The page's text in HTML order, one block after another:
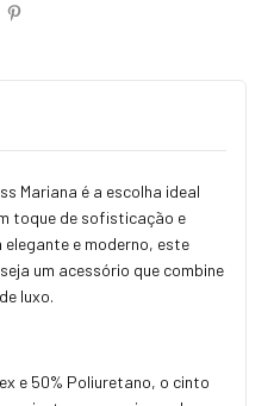
Mariana é a escolha ideal
toque de sofisticação e
elegante e moderno, este
um acessório que combine
luxo.
e 50% Poliuretano, o cinto